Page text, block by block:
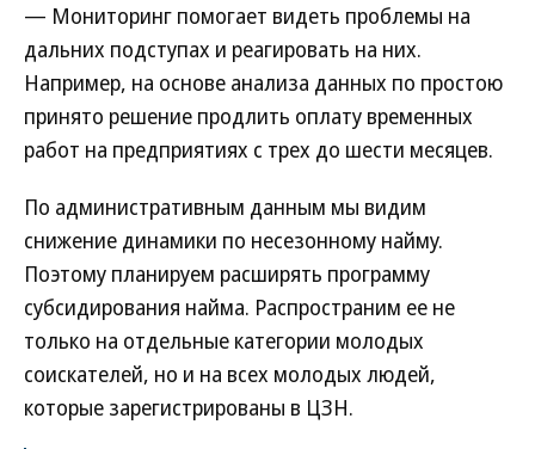
— Мониторинг помогает видеть проблемы на
дальних подступах и реагировать на них.
Например, на основе анализа данных по простою
принято решение продлить оплату временных
работ на предприятиях с трех до шести месяцев.
По административным данным мы видим
снижение динамики по несезонному найму.
Поэтому планируем расширять программу
субсидирования найма. Распространим ее не
только на отдельные категории молодых
соискателей, но и на всех молодых людей,
которые зарегистрированы в ЦЗН.